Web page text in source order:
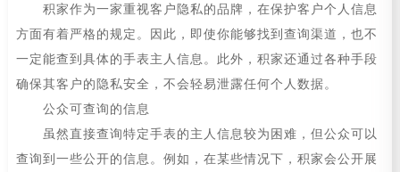
积家作为一家重视客户隐私的品牌，在保护客户个人信息
方面有着严格的规定。因此，即使你能够找到查询渠道，也不
一定能查到具体的手表主人信息。此外，积家还通过各种手段
确保其客户的隐私安全，不会轻易泄露任何个人数据。
公众可查询的信息
虽然直接查询特定手表的主人信息较为困难，但公众可以
查询到一些公开的信息。例如，在某些情况下，积家会公开展